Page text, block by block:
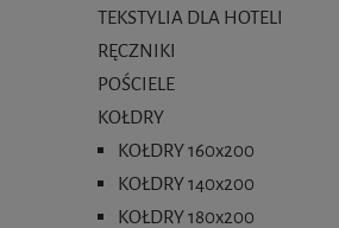
TEKSTYLIA DLA HOTELI
RĘCZNIKI
POŚCIELE
KOŁDRY
KOŁDRY 160x200
KOŁDRY 140x200
KOŁDRY 180x200